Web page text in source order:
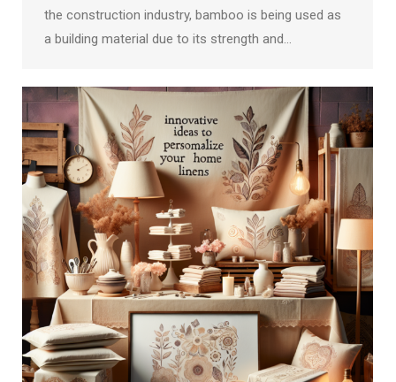
the construction industry, bamboo is being used as
a building material due to its strength and…